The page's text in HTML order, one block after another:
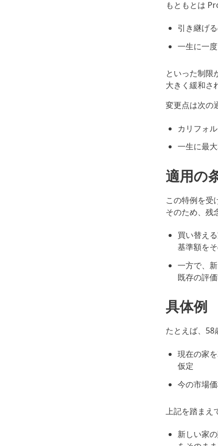
もともとは
引き継げ
一生に一
といった制限
大きく緩和さ
変更点は次の
カリフォ
一生に最
適用の
この特例を受
そのため、残
買い替え
基準額を
一方で、
既存の評
具体例
たとえば、58
現在の家
仮定
今の市場
上記を踏まえ
新しい家